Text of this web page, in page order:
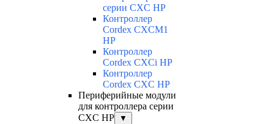
серии CXC HP
Контроллер
Cordex CXCM1
HP
Контроллер
Cordex CXCi HP
Контроллер
Cordex CXC HP
Периферийные модули
для контроллера серии
CXC HP
▼